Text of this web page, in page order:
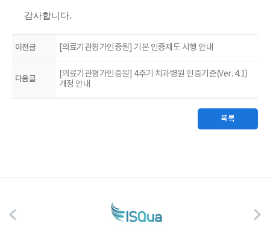
감사합니다.
이전글 [의료기관평가인증원] 기본 인증제도 시행 안내
다음글
[의료기관평가인증원] 4주기 치과병원 인증기준(Ver. 4.1)
개정 안내
목록